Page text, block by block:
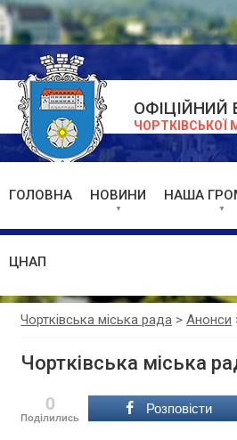
ОФІЦІЙНИЙ
ЧОРТКІВСЬКОЇ
ГОЛОВНА НОВИНИ НАША
ЦНАП
Чортківська міська рада >Анонси
Чортківська міська
0
Поділились
Розповісти